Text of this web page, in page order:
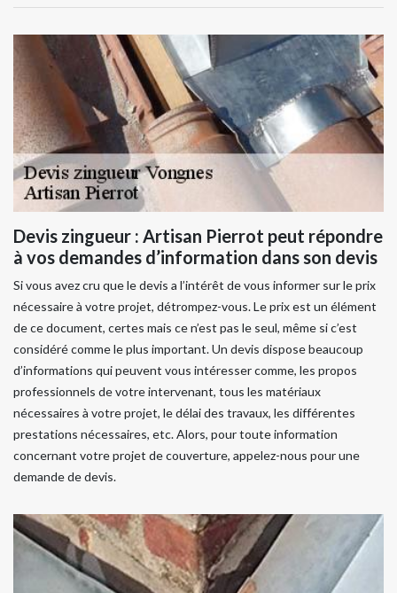
Devis zingueur : Artisan Pierrot peut répondre
à vos demandes d’information dans son devis
Si vous avez cru que le devis a l’intérêt de vous informer sur le prix
nécessaire à votre projet, détrompez-vous. Le prix est un élément
de ce document, certes mais ce n’est pas le seul, même si c’est
considéré comme le plus important. Un devis dispose beaucoup
d’informations qui peuvent vous intéresser comme, les propos
professionnels de votre intervenant, tous les matériaux
nécessaires à votre projet, le délai des travaux, les différentes
prestations nécessaires, etc. Alors, pour toute information
concernant votre projet de couverture, appelez-nous pour une
demande de devis.